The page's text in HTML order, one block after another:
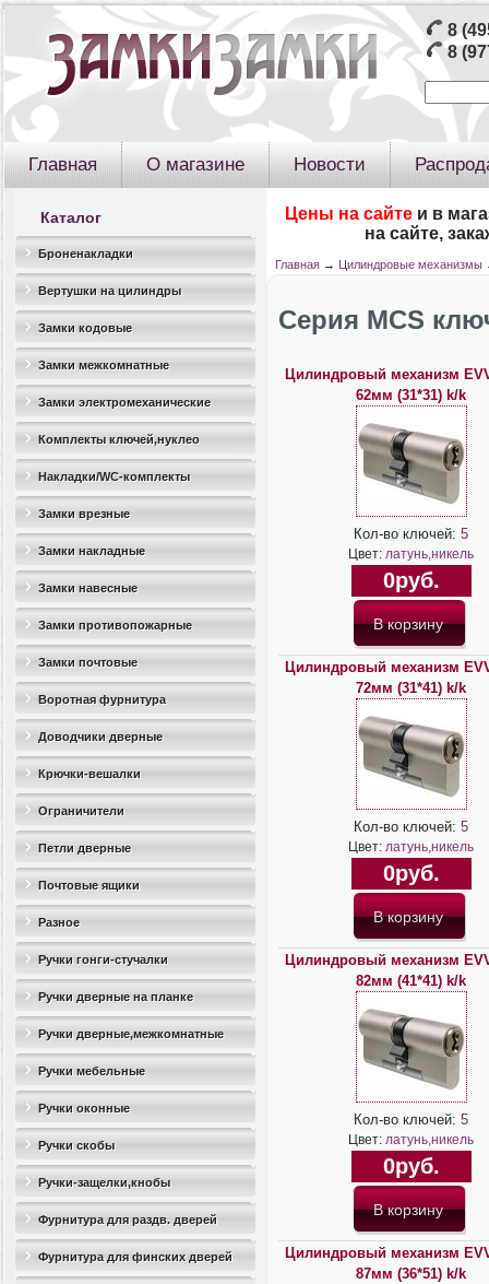
8
8
Главная О магазине Новости
Каталог
Броненакладки
Вертушки на цилиндры
Замки кодовые
Замки межкомнатные
Замки электромеханические
Комплекты ключей,нуклео
Накладки/WC-комплекты
Замки врезные
Замки накладные
Замки навесные
Замки противопожарные
Замки почтовые
Воротная фурнитура
Доводчики дверные
Крючки-вешалки
Ограничители
дверные(стопоры)
Петли дверные
Почтовые ящики
Разное
Ручки гонги-стучалки
Ручки дверные на планке
Ручки дверные,межкомнатные
Ручки мебельные
Ручки оконные
Ручки скобы
Ручки-защелки,кнобы
Фурнитура для раздв. дверей
Фурнитура для финских дверей
Цены на сайте и в
на сайте,
Главная→ Цилиндровые механизмы
Серия MCS
Цилиндровый механизм
62мм (31*31) k/k
Кол-во ключей: 5
Цвет: латунь,никель
0руб.
Цилиндровый механизм
72мм (31*41) k/k
Кол-во ключей: 5
Цвет: латунь,никель
0руб.
Цилиндровый механизм
82мм (41*41) k/k
Кол-во ключей: 5
Цвет: латунь,никель
0руб.
Цилиндровый механизм
87мм (36*51) k/k